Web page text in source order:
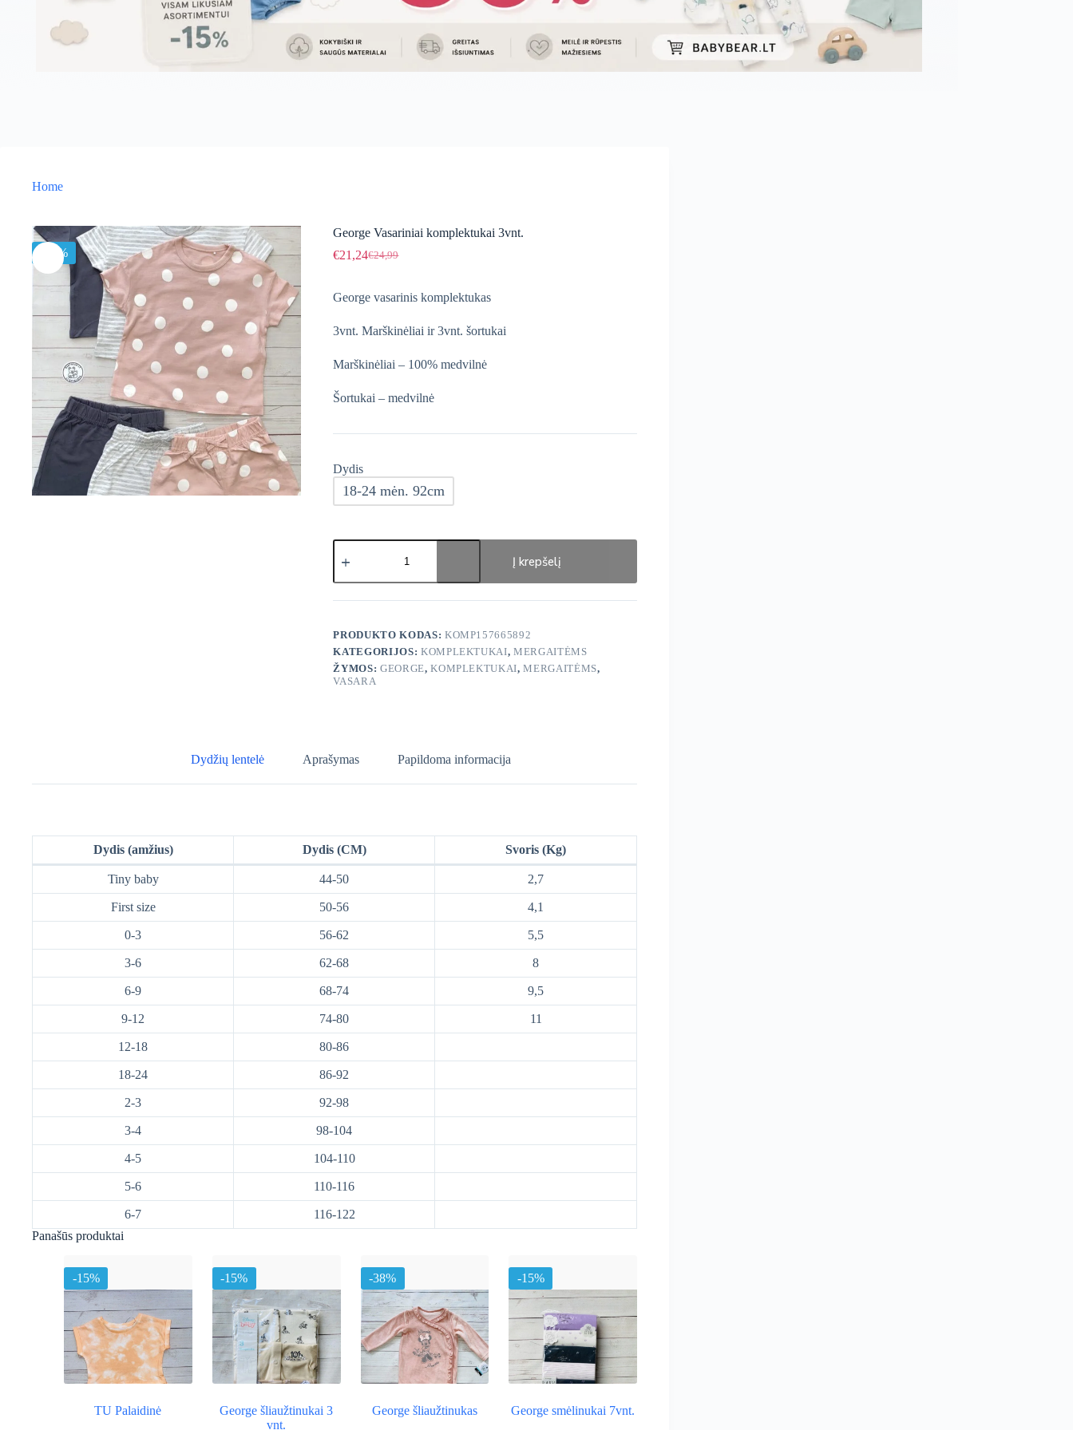
Home
-15%
George Vasariniai komplektukai 3vnt.
€24,99
Original
€24,99.
€21,24Current
€21,24.
George vasarinis komplektukas
3vnt. Marškinėliai ir 3vnt. šortukai
Marškinėliai – 100% medvilnė
Šortukai – medvilnė
Dydis
18-24 mėn. 92cm
produkto
kiekis:
Vasariniai
komplektukai
Į krepšelį
PRODUKTO KODAS: KOMP157665892
KATEGORIJOS: KOMPLEKTUKAI,MERGAITĖMS
ŽYMOS:GEORGE,KOMPLEKTUKAI,MERGAITĖMS,
VASARA
Dydžių lentelė Aprašymas Papildoma informacija
Dydis (amžius) Dydis (CM) Svoris (Kg)
Tiny baby 44-50 2,7
First size 50-56 4,1
0-3 56-62 5,5
3-6 62-68 8
6-9 68-74 9,5
9-12 74-80 11
12-18 80-86
18-24 86-92
2-3 92-98
3-4 98-104
4-5 104-110
5-6 110-116
6-7
116-122
Panašūs produktai
-15%
TU Palaidinė
-15%
George šliaužtinukai 3
vnt.
-38%
George šliaužtinukas
-15%
George smėlinukai 7vnt.